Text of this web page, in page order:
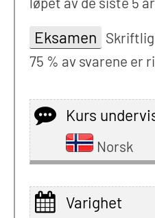
Eksamen
75 % av svarene er
Kurs
Norsk
Varighet